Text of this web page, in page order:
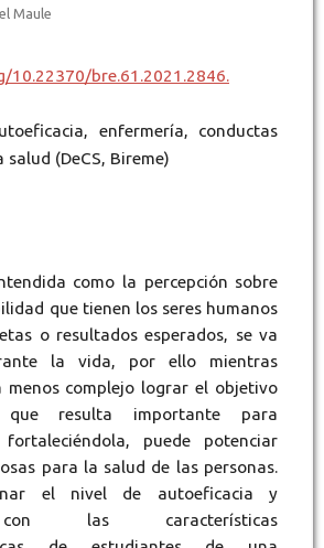
Maule
10.22370/bre.61.2021.2846.
enfermería, conductas
(DeCS, Bireme)
como la percepción sobre
que tienen los seres humanos
o resultados esperados, se va
la vida, por ello mientras
menos complejo lograr el objetivo
que resulta importante para
puede potenciar
para la salud de las personas.
el nivel de autoeficacia y
las características